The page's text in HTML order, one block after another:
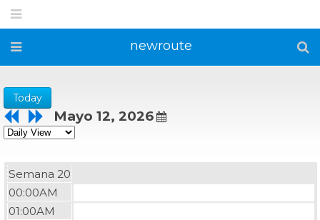
newroute
Today
Mayo 12, 2026
Semana 20
00:00AM
01:00AM